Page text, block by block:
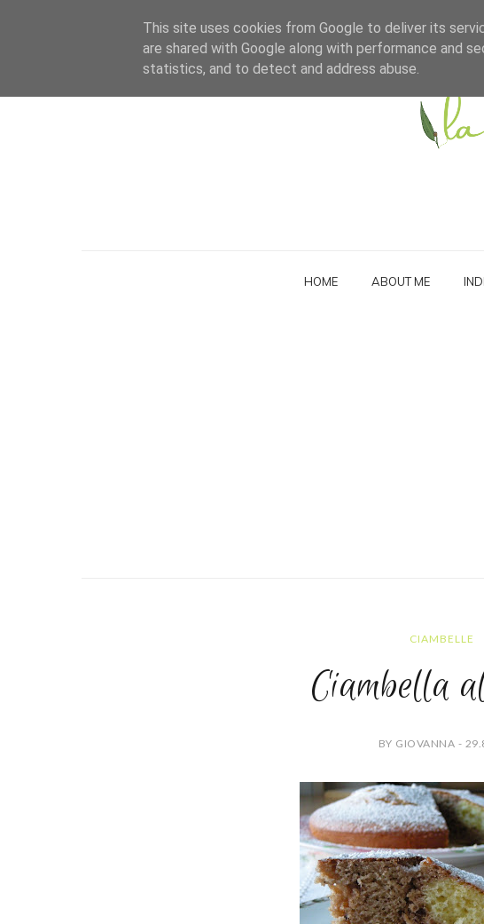
HOME ABOUT ME
CIAMBELLE
Ciambella
BY GIOVANNA -
This site uses cookies from Google to deliver its
are shared with Google along with performance and
statistics, and to detect and address abuse.